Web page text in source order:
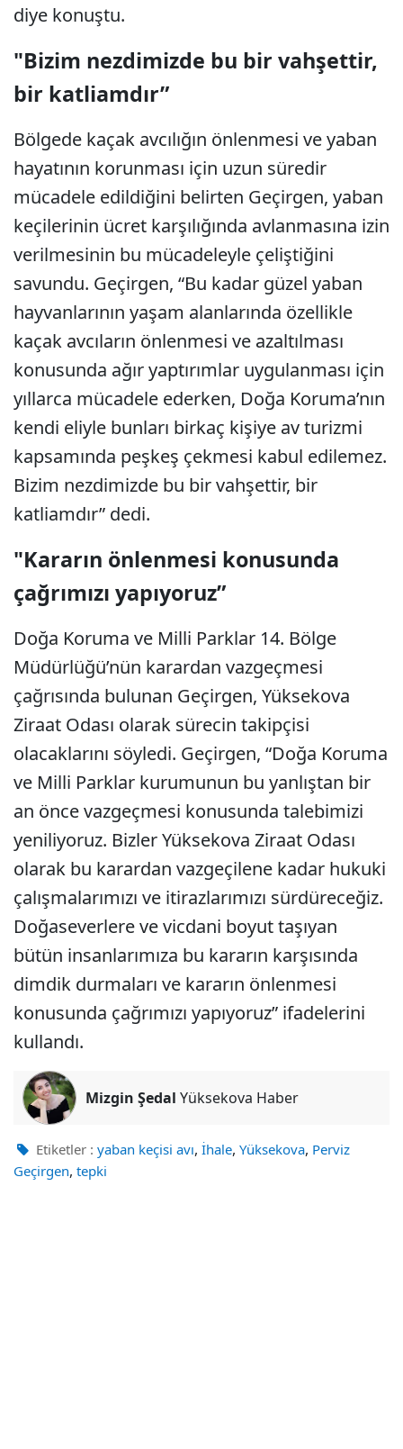
diye konuştu.
"Bizim nezdimizde bu bir vahşettir,
bir katliamdır”
Bölgede kaçak avcılığın önlenmesi ve yaban
hayatının korunması için uzun süredir
mücadele edildiğini belirten Geçirgen, yaban
keçilerinin ücret karşılığında avlanmasına izin
verilmesinin bu mücadeleyle çeliştiğini
savundu. Geçirgen, “Bu kadar güzel yaban
hayvanlarının yaşam alanlarında özellikle
kaçak avcıların önlenmesi ve azaltılması
konusunda ağır yaptırımlar uygulanması için
yıllarca mücadele ederken, Doğa Koruma’nın
kendi eliyle bunları birkaç kişiye av turizmi
kapsamında peşkeş çekmesi kabul edilemez.
Bizim nezdimizde bu bir vahşettir, bir
katliamdır” dedi.
"Kararın önlenmesi konusunda
çağrımızı yapıyoruz”
Doğa Koruma ve Milli Parklar 14. Bölge
Müdürlüğü’nün karardan vazgeçmesi
çağrısında bulunan Geçirgen, Yüksekova
Ziraat Odası olarak sürecin takipçisi
olacaklarını söyledi. Geçirgen, “Doğa Koruma
ve Milli Parklar kurumunun bu yanlıştan bir
an önce vazgeçmesi konusunda talebimizi
yeniliyoruz. Bizler Yüksekova Ziraat Odası
olarak bu karardan vazgeçilene kadar hukuki
çalışmalarımızı ve itirazlarımızı sürdüreceğiz.
Doğaseverlere ve vicdani boyut taşıyan
bütün insanlarımıza bu kararın karşısında
dimdik durmaları ve kararın önlenmesi
konusunda çağrımızı yapıyoruz” ifadelerini
kullandı.
Mizgin Şedal Yüksekova Haber
Etiketler : yaban keçisi avı, İhale, Yüksekova, Perviz
Geçirgen, tepki